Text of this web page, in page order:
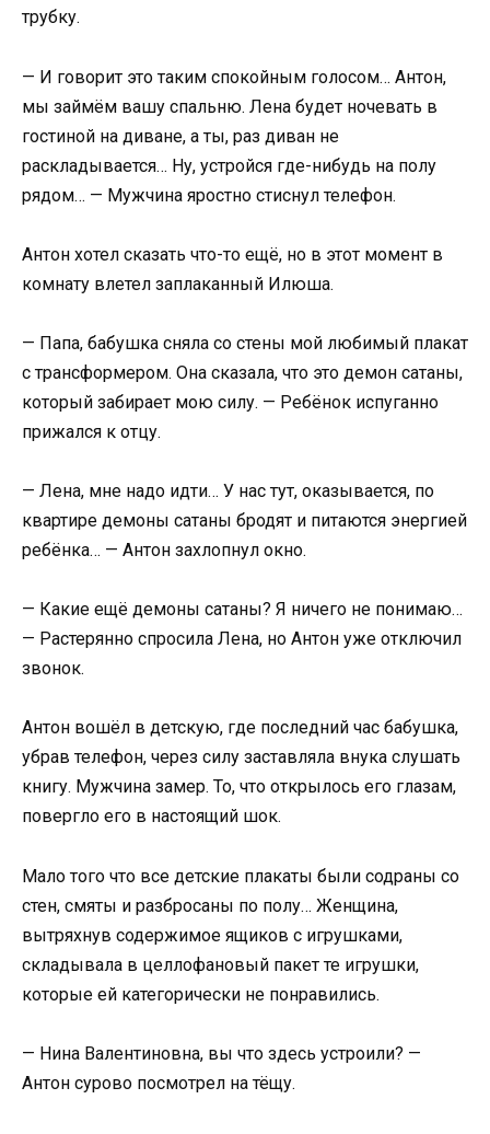
трубку.
— И говорит это таким спокойным голосом… Антон,
мы займём вашу спальню. Лена будет ночевать в
гостиной на диване, а ты, раз диван не
раскладывается… Ну, устройся где-нибудь на полу
рядом… — Мужчина яростно стиснул телефон.
Антон хотел сказать что-то ещё, но в этот момент в
комнату влетел заплаканный Илюша.
— Папа, бабушка сняла со стены мой любимый плакат
с трансформером. Она сказала, что это демон сатаны,
который забирает мою силу. — Ребёнок испуганно
прижался к отцу.
— Лена, мне надо идти… У нас тут, оказывается, по
квартире демоны сатаны бродят и питаются энергией
ребёнка… — Антон захлопнул окно.
— Какие ещё демоны сатаны? Я ничего не понимаю…
— Растерянно спросила Лена, но Антон уже отключил
звонок.
Антон вошёл в детскую, где последний час бабушка,
убрав телефон, через силу заставляла внука слушать
книгу. Мужчина замер. То, что открылось его глазам,
повергло его в настоящий шок.
Мало того что все детские плакаты были содраны со
стен, смяты и разбросаны по полу… Женщина,
вытряхнув содержимое ящиков с игрушками,
складывала в целлофановый пакет те игрушки,
которые ей категорически не понравились.
— Нина Валентиновна, вы что здесь устроили? —
Антон сурово посмотрел на тёщу.